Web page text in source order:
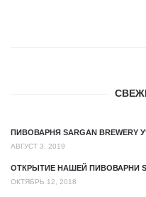
ПИВОВАРНЯ SARGAN BREWERY
АВГУСТ 3, 2019
ОТКРЫТИЕ НАШЕЙ ПИВОВАРНИ
ОКТЯБРЬ 12, 2018